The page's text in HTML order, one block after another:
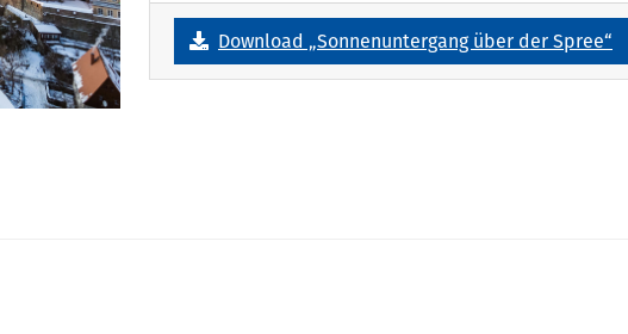
Download „Sonnenuntergang über der Spree“